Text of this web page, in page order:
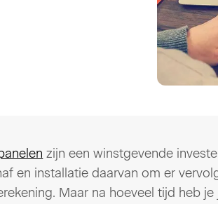
zijn een winstgevende
en installatie daarvan om er
Maar na hoeveel tijd heb